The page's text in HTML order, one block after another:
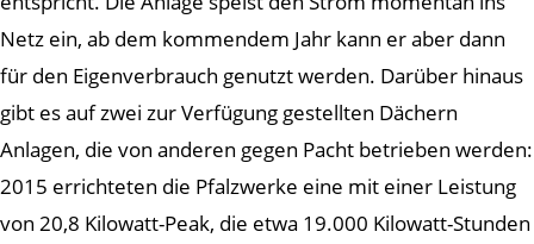
Netz ein, ab dem kommendem Jahr kann er aber dann
für den Eigenverbrauch genutzt werden. Darüber hinaus
gibt es auf zwei zur Verfügung gestellten Dächern
Anlagen, die von anderen gegen Pacht betrieben werden:
2015 errichteten die Pfalzwerke eine mit einer Leistung
von 20,8 Kilowatt-Peak, die etwa 19.000 Kilowatt-Stunden